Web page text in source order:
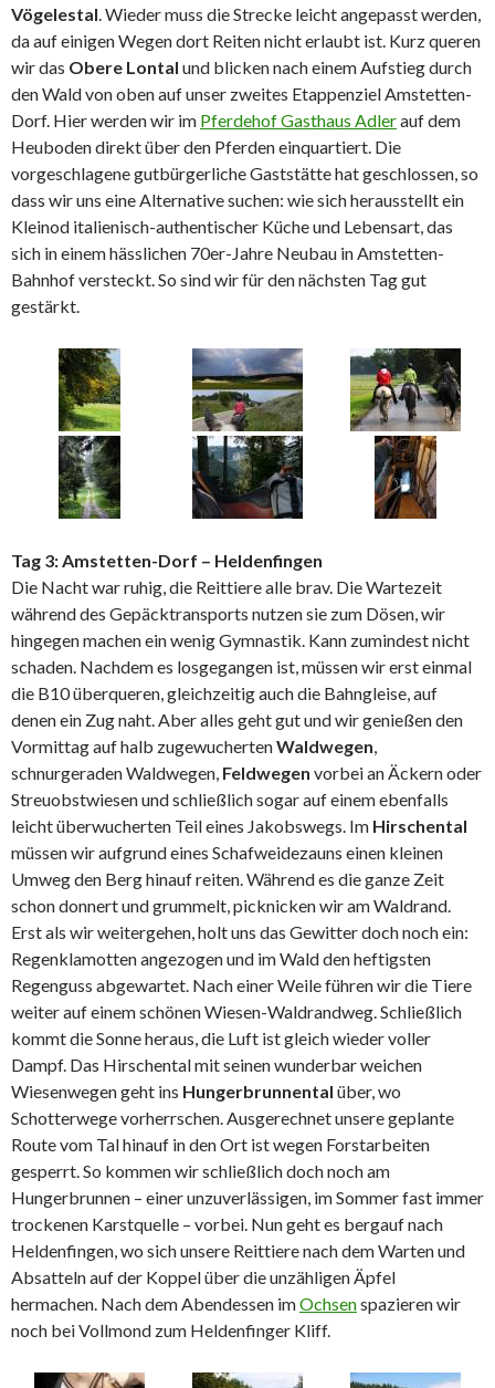
Vögelestal. Wieder muss die Strecke leicht angepasst werden,
da auf einigen Wegen dort Reiten nicht erlaubt ist. Kurz queren
wir das Obere Lontal und blicken nach einem Aufstieg durch
den Wald von oben auf unser zweites Etappenziel Amstetten-
Dorf. Hier werden wir im Pferdehof Gasthaus Adlerauf dem
Heuboden direkt über den Pferden einquartiert. Die
vorgeschlagene gutbürgerliche Gaststätte hat geschlossen, so
dass wir uns eine Alternative suchen: wie sich herausstellt ein
Kleinod italienisch-authentischer Küche und Lebensart, das
sich in einem hässlichen 70er-Jahre Neubau in Amstetten-
Bahnhof versteckt. So sind wir für den nächsten Tag gut
gestärkt.
Tag 3: Amstetten-Dorf – Heldenfingen
Die Nacht war ruhig, die Reittiere alle brav. Die Wartezeit
während des Gepäcktransports nutzen sie zum Dösen, wir
hingegen machen ein wenig Gymnastik. Kann zumindest nicht
schaden. Nachdem es losgegangen ist, müssen wir erst einmal
die B10 überqueren, gleichzeitig auch die Bahngleise, auf
denen ein Zug naht. Aber alles geht gut und wir genießen den
Vormittag auf halb zugewuchertenWaldwegen,
schnurgeraden Waldwegen, Feldwegen vorbei an Äckern oder
Streuobstwiesen und schließlich sogar auf einem ebenfalls
leicht überwucherten Teil eines Jakobswegs. Im Hirschental
müssen wir aufgrund eines Schafweidezauns einen kleinen
Umweg den Berg hinauf reiten. Während es die ganze Zeit
schon donnert und grummelt, picknicken wir am Waldrand.
Erst als wir weitergehen, holt uns das Gewitter doch noch ein:
Regenklamotten angezogen und im Wald den heftigsten
Regenguss abgewartet. Nach einer Weile führen wir die Tiere
weiter auf einem schönen Wiesen-Waldrandweg. Schließlich
kommt die Sonne heraus, die Luft ist gleich wieder voller
Dampf. Das Hirschental mit seinen wunderbar weichen
Wiesenwegen geht ins Hungerbrunnental über, wo
Schotterwege vorherrschen. Ausgerechnet unsere geplante
Route vom Tal hinauf in den Ort ist wegen Forstarbeiten
gesperrt. So kommen wir schließlich doch noch am
Hungerbrunnen – einer unzuverlässigen, im Sommer fast immer
trockenen Karstquelle – vorbei. Nun geht es bergauf nach
Heldenfingen, wo sich unsere Reittiere nach dem Warten und
Absatteln auf der Koppel über die unzähligen Äpfel
hermachen. Nach dem Abendessen imOchsenspazieren wir
noch bei Vollmond zum Heldenfinger Kliff.